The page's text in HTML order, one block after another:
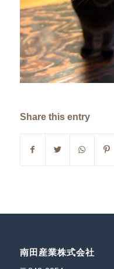
Share this entry
南田産業株式会社